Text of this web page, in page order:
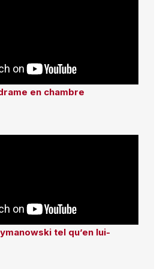
en chambre
tel qu’en lui-